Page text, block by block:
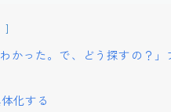
かった。で、どう探すの？
化する